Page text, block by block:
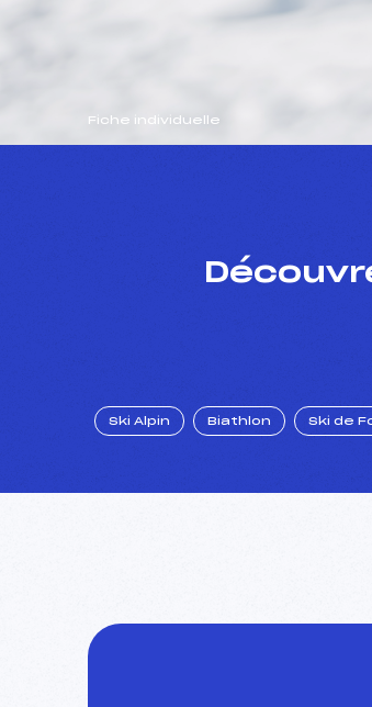
Fiche individuelle
Ski Alpin Biathlon Ski de